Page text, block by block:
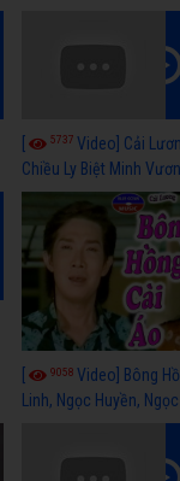
Thuỷ, Thanh Tuấn,
5737 Video] Cải
Chiều Ly Biệt Minh
lương xã hội hay nhất
9058 Video] Bông
Linh, Ngọc Huyền,